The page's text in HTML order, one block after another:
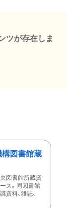
ツが存在しま
構図書館蔵
図書館所蔵資
ス。同図書館
資料、雑誌、